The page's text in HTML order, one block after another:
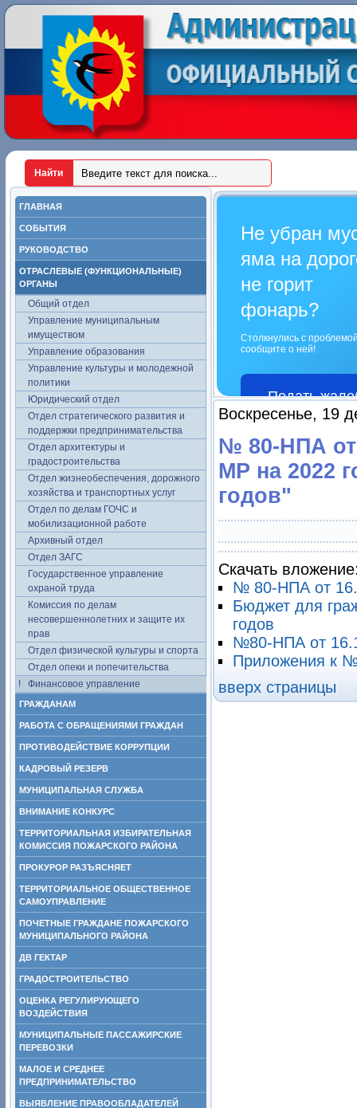
ГЛАВНАЯ
СОБЫТИЯ
РУКОВОДСТВО
ОТРАСЛЕВЫЕ (ФУНКЦИОНАЛЬНЫЕ)
ОРГАНЫ
Общий отдел
Управление муниципальным
имуществом
Управление образования
Управление культуры и молодежной
политики
Юридический отдел
Отдел стратегического развития и
поддержки предпринимательства
Отдел архитектуры и
градостроительства
Отдел жизнеобеспечения, дорожного
хозяйства и транспортных услуг
Отдел по делам ГОЧС и
мобилизационной работе
Архивный отдел
Отдел ЗАГС
Государственное управление
охраной труда
Комиссия по делам
несовершеннолетних и защите их
прав
Отдел физической культуры и спорта
Отдел опеки и попечительства
Финансовое управление
ГРАЖДАНАМ
РАБОТА С ОБРАЩЕНИЯМИ ГРАЖДАН
ПРОТИВОДЕЙСТВИЕ КОРРУПЦИИ
КАДРОВЫЙ РЕЗЕРВ
МУНИЦИПАЛЬНАЯ СЛУЖБА
ВНИМАНИЕ КОНКУРС
ТЕРРИТОРИАЛЬНАЯ ИЗБИРАТЕЛЬНАЯ
КОМИССИЯ ПОЖАРСКОГО РАЙОНА
ПРОКУРОР РАЗЪЯСНЯЕТ
ТЕРРИТОРИАЛЬНОЕ ОБЩЕСТВЕННОЕ
САМОУПРАВЛЕНИЕ
ПОЧЕТНЫЕ ГРАЖДАНЕ ПОЖАРСКОГО
МУНИЦИПАЛЬНОГО РАЙОНА
ДВ ГЕКТАР
ГРАДОСТРОИТЕЛЬСТВО
ОЦЕНКА РЕГУЛИРУЮЩЕГО
ВОЗДЕЙСТВИЯ
МУНИЦИПАЛЬНЫЕ ПАССАЖИРСКИЕ
ПЕРЕВОЗКИ
МАЛОЕ И СРЕДНЕЕ
ПРЕДПРИНИМАТЕЛЬСТВО
ВЫЯВЛЕНИЕ ПРАВООБЛАДАТЕЛЕЙ
Не убран
яма на
не горит
фонарь?
Столкнулись с
сообщите о ней!
Подать
Воскресенье, 19
№ 80-НПА от
МР на 2022
годов"
Скачать
№ 80-НПА от
Бюджет для
годов
№80-НПА от
Приложения к
вверх страницы